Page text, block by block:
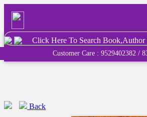
Click Here To Search Book,Author
Customer Care : 9529402382 /
Back